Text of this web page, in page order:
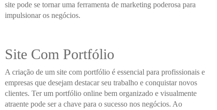
site pode se tornar uma ferramenta de marketing poderosa para
impulsionar os negócios.
Site Com Portfólio
A criação de um site com portfólio é essencial para profissionais e
empresas que desejam destacar seu trabalho e conquistar novos
clientes. Ter um portfólio online bem organizado e visualmente
atraente pode ser a chave para o sucesso nos negócios. Ao